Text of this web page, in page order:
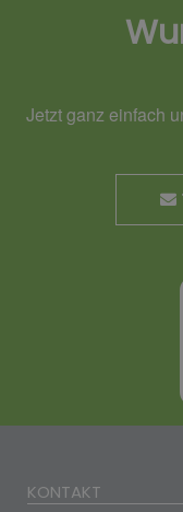
Jetzt ganz einfach
KONTAKT